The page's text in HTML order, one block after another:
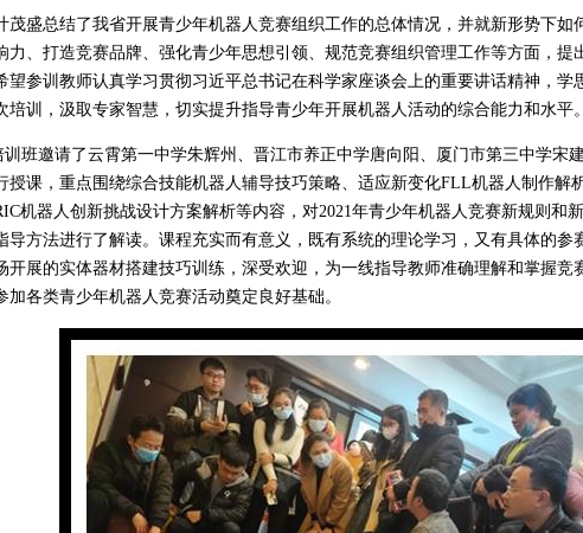
总结了我省开展青少年机器人竞赛组织工作的总体情况，并就新形势下如
力、打造竞赛品牌、强化青少年思想引领、规范竞赛组织管理工作等方面，提
望参训教师认真学习贯彻习近平总书记在科学家座谈会上的重要讲话精神，学
培训，汲取专家智慧，切实提升指导青少年开展机器人活动的综合能力和水平。
邀请了云霄第一中学朱辉州、晋江市养正中学唐向阳、厦门市第三中学宋
授课，重点围绕综合技能机器人辅导技巧策略、适应新变化FLL机器人制作解
机器人创新挑战设计方案解析等内容，对2021年青少年机器人竞赛新规则和
导方法进行了解读。课程充实而有意义，既有系统的理论学习，又有具体的参
开展的实体器材搭建技巧训练，深受欢迎，为一线指导教师准确理解和掌握竞
加各类青少年机器人竞赛活动奠定良好基础。